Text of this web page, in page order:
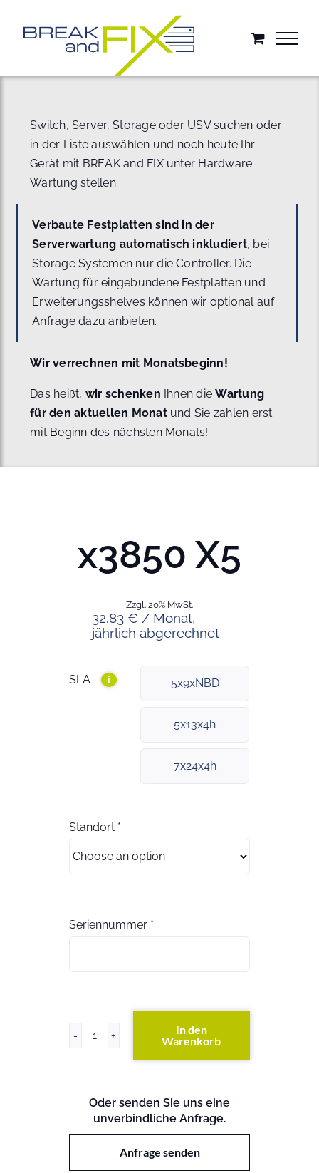
springen
Switch, Server, Storage oder USV suchen oder
in der Liste auswählen und noch heute Ihr
Gerät mit BREAK and FIX unter Hardware
Wartung stellen.
Verbaute Festplatten sind in der
Serverwartung automatisch inkludiert, bei
Storage Systemen nur die Controller. Die
Wartung für eingebundene Festplatten und
Erweiterungsshelves können wir optional auf
Anfrage dazu anbieten.
Wir verrechnen mit Monatsbeginn!
Das heißt, wir schenken Ihnen dieWartung
für den aktuellen Monat und Sie zahlen erst
mit Beginn des nächsten Monats!
x3850 X5
32.83 € / Monat,
jährlich abgerechnet
Zzgl. 20% MwSt.
SLA i 5x9xNBD
5x13x4h
7x24x4h
Standort *
Seriennummer *
x3850
In den
Warenkorb
Oder senden Sie uns eine
unverbindliche Anfrage.
Anfrage senden